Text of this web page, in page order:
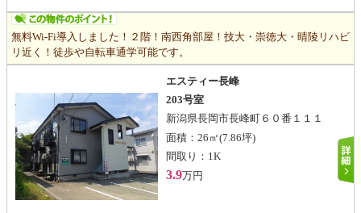
無料Wi-Fi導入しました！２階！南西角部屋！技大・崇徳大・晴陵リハビ
リ近く！徒歩や自転車通学可能です。
エスティー長峰
203号室
新潟県長岡市長峰町６０番１１１
面積： 26㎡(7.86坪)
間取り： 1K
3.9万円